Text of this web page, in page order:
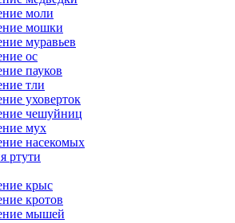
моли
мошки
муравьев
ос
пауков
тли
уховерток
чешуйниц
мух
насекомых
ртути
крыс
кротов
мышей